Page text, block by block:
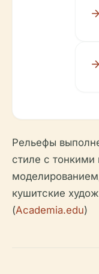
Рельефы
стиле с
кушитские
(Academia.edu)